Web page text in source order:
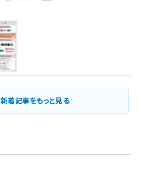
新着記事をもっと見る